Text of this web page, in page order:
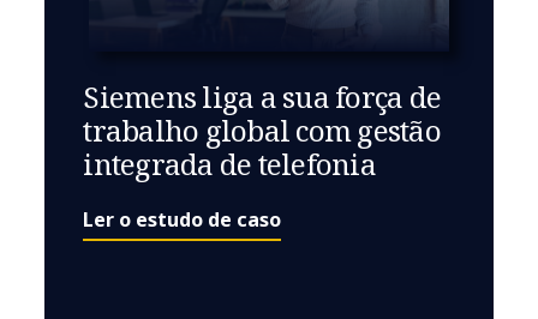
Siemens liga a sua força de
trabalho global com gestão
integrada de telefonia
Ler o estudo de caso